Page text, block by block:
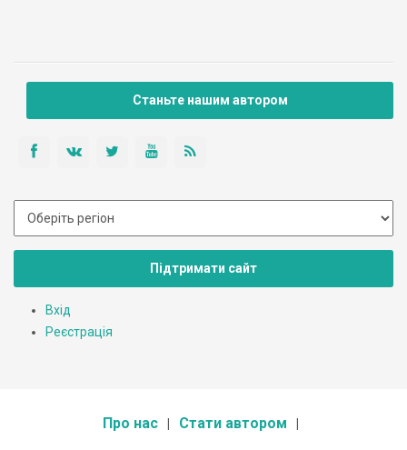
Станьте нашим автором
Підтримати сайт
Вхід
Реєстрація
Про нас Стати автором